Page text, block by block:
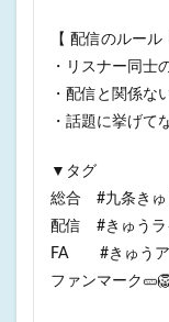
【 配信のルール
・リスナー同士
・配信と関係な
・話題に挙げて
▼タグ
総合 #九条きゅ
配信 #きゅうラ
FA #きゅうア
ファンマーク